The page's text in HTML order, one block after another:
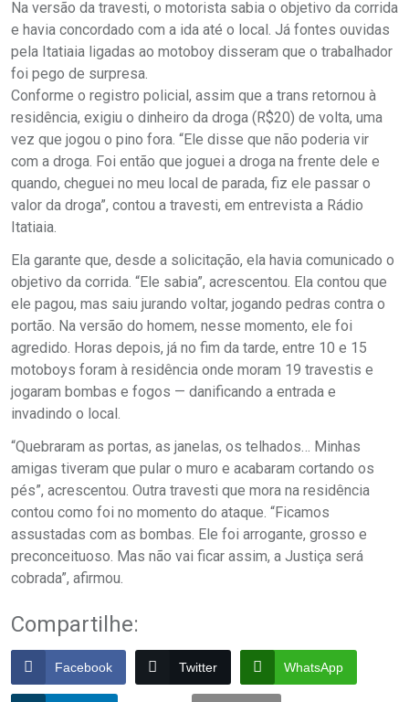
Na versão da travesti, o motorista sabia o objetivo da corrida
e havia concordado com a ida até o local. Já fontes ouvidas
pela Itatiaia ligadas ao motoboy disseram que o trabalhador
foi pego de surpresa.
Conforme o registro policial, assim que a trans retornou à
residência, exigiu o dinheiro da droga (R$20) de volta, uma
vez que jogou o pino fora. “Ele disse que não poderia vir
com a droga. Foi então que joguei a droga na frente dele e
quando, cheguei no meu local de parada, fiz ele passar o
valor da droga”, contou a travesti, em entrevista a Rádio
Itatiaia.
Ela garante que, desde a solicitação, ela havia comunicado o
objetivo da corrida. “Ele sabia”, acrescentou. Ela contou que
ele pagou, mas saiu jurando voltar, jogando pedras contra o
portão. Na versão do homem, nesse momento, ele foi
agredido. Horas depois, já no fim da tarde, entre 10 e 15
motoboys foram à residência onde moram 19 travestis e
jogaram bombas e fogos — danificando a entrada e
invadindo o local.
“Quebraram as portas, as janelas, os telhados… Minhas
amigas tiveram que pular o muro e acabaram cortando os
pés”, acrescentou. Outra travesti que mora na residência
contou como foi no momento do ataque. “Ficamos
assustadas com as bombas. Ele foi arrogante, grosso e
preconceituoso. Mas não vai ficar assim, a Justiça será
cobrada”, afirmou.
Compartilhe:
Facebook Twitter WhatsApp